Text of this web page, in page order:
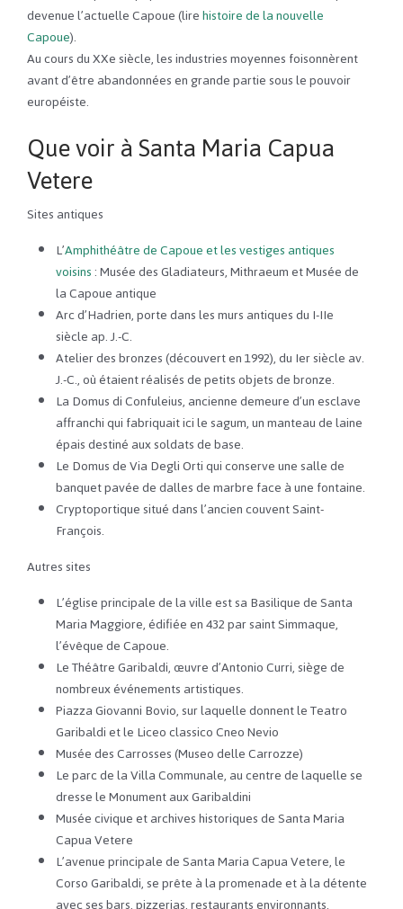
devenue l’actuelle Capoue (lirehistoire de la nouvelle
Capoue).
Au cours du XXe siècle, les industries moyennes foisonnèrent
avant d’être abandonnées en grande partie sous le pouvoir
européiste.
Que voir à Santa Maria Capua
Vetere
Sites antiques
L’Amphithéâtre de Capoue et les vestiges antiques
voisins: Musée des Gladiateurs, Mithraeum et Musée de
la Capoue antique
Arc d’Hadrien, porte dans les murs antiques du I-IIe
siècle ap. J.-C.
Atelier des bronzes (découvert en 1992), du Ier siècle av.
J.-C., où étaient réalisés de petits objets de bronze.
La Domus di Confuleius, ancienne demeure d’un esclave
affranchi qui fabriquait ici le sagum, un manteau de laine
épais destiné aux soldats de base.
Le Domus de Via Degli Orti qui conserve une salle de
banquet pavée de dalles de marbre face à une fontaine.
Cryptoportique situé dans l’ancien couvent Saint-
François.
Autres sites
L’église principale de la ville est sa Basilique de Santa
Maria Maggiore, édifiée en 432 par saint Simmaque,
l’évêque de Capoue.
Le Théâtre Garibaldi, œuvre d’Antonio Curri, siège de
nombreux événements artistiques.
Piazza Giovanni Bovio, sur laquelle donnent le Teatro
Garibaldi et le Liceo classico Cneo Nevio
Musée des Carrosses (Museo delle Carrozze)
Le parc de la Villa Communale, au centre de laquelle se
dresse le Monument aux Garibaldini
Musée civique et archives historiques de Santa Maria
Capua Vetere
L’avenue principale de Santa Maria Capua Vetere, le
Corso Garibaldi, se prête à la promenade et à la détente